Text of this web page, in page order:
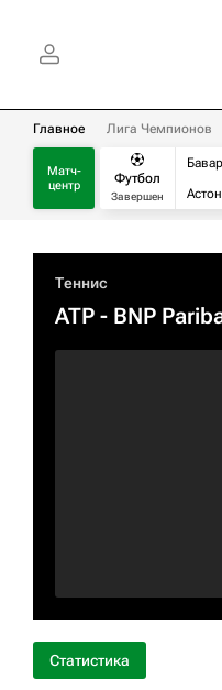
Главное Лига Чемпионов
Матч-
центр
Футбол
Завершен
Теннис
ATP - BNP
Статистика